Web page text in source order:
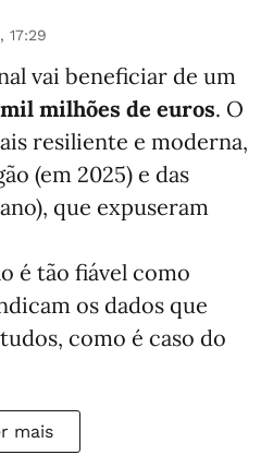
17:29
vai beneficiar de um
mil milhões de euros. O
resiliente e moderna,
(em 2025) e das
que expuseram
é tão fiável como
os dados que
como é caso do
mais